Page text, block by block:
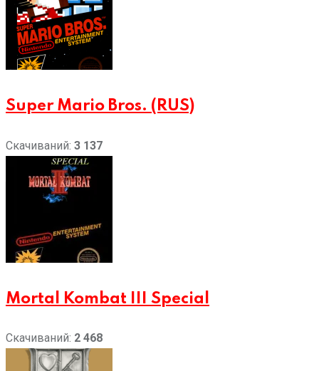
Super Mario Bros. (RUS)
Скачиваний: 3 137
Mortal Kombat III Special
Скачиваний: 2 468